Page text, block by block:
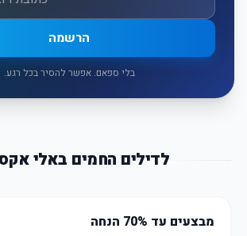
הרשמה
בלי ספאם. אפשר להסיר בכל רגע.
לדילים החמים באלי
מבצעים עד 70% הנחה